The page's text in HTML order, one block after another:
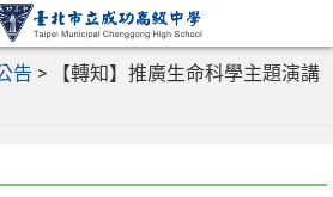
告 >
【轉知】推廣生命科學主題演講